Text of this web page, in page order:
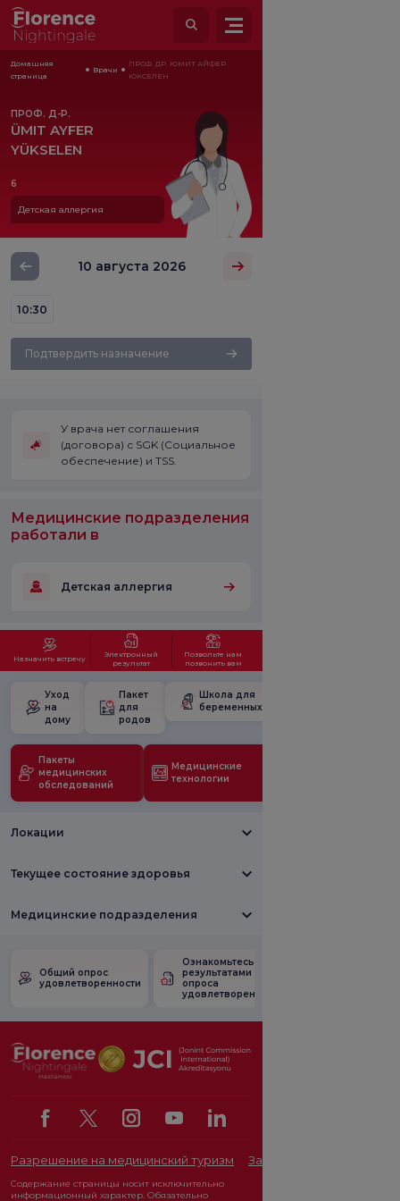
Домашняя
страница
Врачи
ПРОФ. ДР. ЮМИТ АЙФЕР
ЮКСЕЛЕН
ПРОФ. Д-Р.
ÜMIT AYFER
YÜKSELEN
6
Детская аллергия
10 августа 2026
10:30
Подтвердить назначение
У врача нет соглашения
(договора) с SGK (Социальное
обеспечение) и TSS.
Медицинские подразделения
работали в
Детская аллергия
Назначить встречу
Электронный
результат
Позвольте нам
позвонить вам
Уход
на
дому
Пакет
для
родов
Школа для
беременных
Пакеты
медицинских
обследований
Медицинские
технологии
Локации
Текущее состояние здоровья
Медицинские подразделения
Общий опрос
удовлетворенности
Ознакомьтесь с
результатами
опроса
удовлетворенности.
Разрешение на медицинский туризм Закон о защите
Содержание страницы носит исключительно
информационный характер. Обязательно